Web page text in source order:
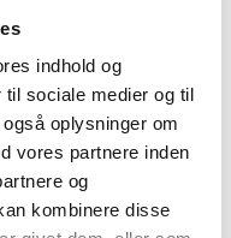
indhold og
sociale medier og til
oplysninger om
vores partnere inden
og
kombinere disse